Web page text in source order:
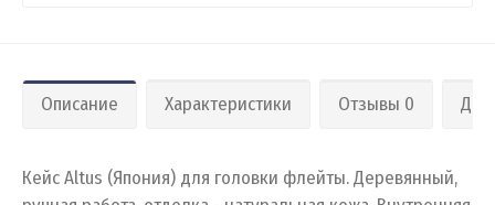
Описание Характеристики Отзывы 0
Кейс Altus (Япония) для головки флейты. Деревянный,